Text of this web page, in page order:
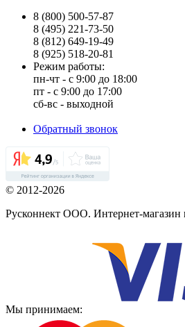
8 (800) 500-57-87
8 (495) 221-73-50
8 (812) 649-19-49
8 (925) 518-20-81
Режим работы:
пн-чт - с 9:00 до 18:00
пт - с 9:00 до 17:00
сб-вс - выходной
Обратный звонок
© 2012-2026
Русконнект ООО. Интернет-магазин
Мы принимаем: